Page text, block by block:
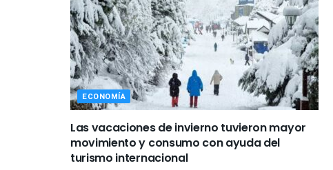
ECONOMÍA
Las vacaciones de invierno tuvieron mayor
movimiento y consumo con ayuda del
turismo internacional